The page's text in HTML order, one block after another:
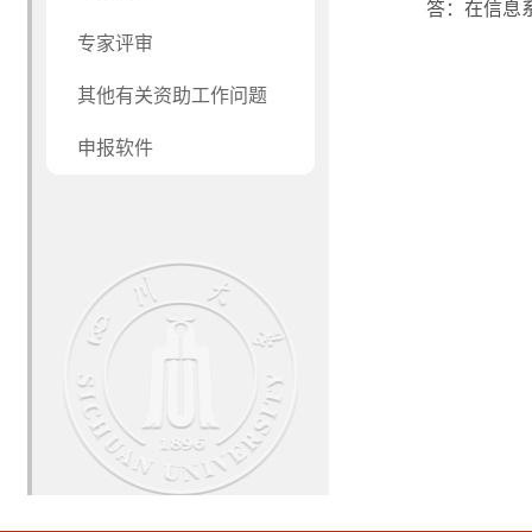
专家评审
其他有关资助工作问题
申报软件
答：在信息